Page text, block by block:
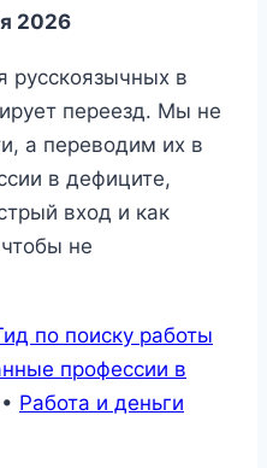
2026
русскоязычных в
переезд. Мы не
а переводим их в
в дефиците,
вход и как
не
по поиску работы
профессии в
• Работа и деньги